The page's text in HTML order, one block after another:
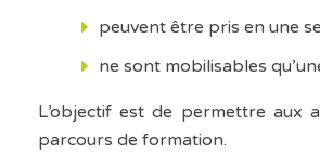
peuvent être pris en une
ne sont mobilisables
L’objectif est de permettre aux
parcours de formation.